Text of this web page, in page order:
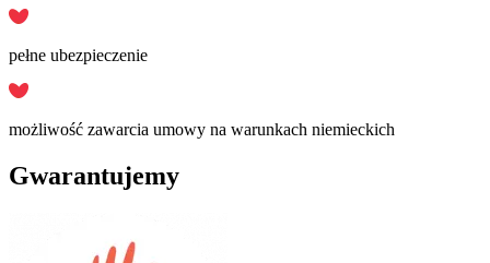
pełne ubezpieczenie
możliwość zawarcia umowy na warunkach niemieckich
Gwarantujemy